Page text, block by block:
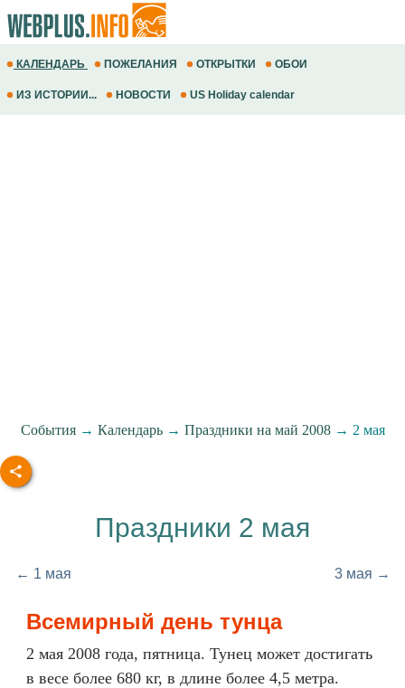
КАЛЕНДАРЬ ПОЖЕЛАНИЯ ОТКРЫТКИ ОБОИ
ИЗ ИСТОРИИ... НОВОСТИ US Holiday calendar
События→ Календарь→ Праздники на май 2008→ 2 мая
Праздники 2 мая
← 1 мая 3 мая →
Всемирный день тунца
2 мая 2008 года, пятница. Тунец может достигать
в весе более 680 кг, в длине более 4,5 метра.